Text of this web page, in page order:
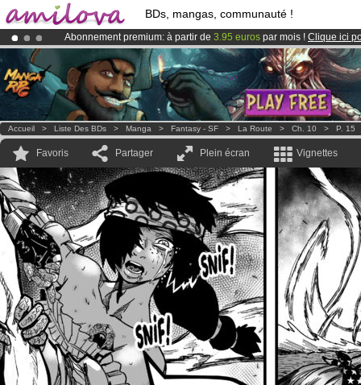
BDs, mangas, communauté !
Abonnement premium: à partir de 3.95 euros par mois ! Clique ici
Déjà 100000membreset 1000BDs & Mangas!
LeKickstarter Amilova est désormais lancé
Accueil > Liste Des BDs > Manga > Fantasy - SF > La Route > Ch. 10 > P. 15
Favoris Partager Plein écran Vignettes